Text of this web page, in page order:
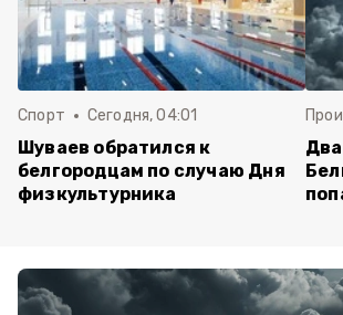
Спорт Сегодня, 04:01
Шуваев обратился к
белгородцам по случаю Дня
физкультурника